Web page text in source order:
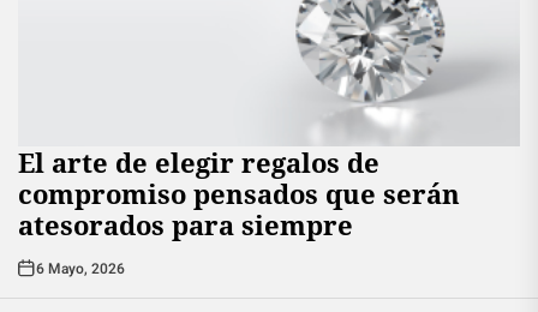
El arte de elegir regalos de
compromiso pensados que serán
atesorados para siempre
6 Mayo, 2026